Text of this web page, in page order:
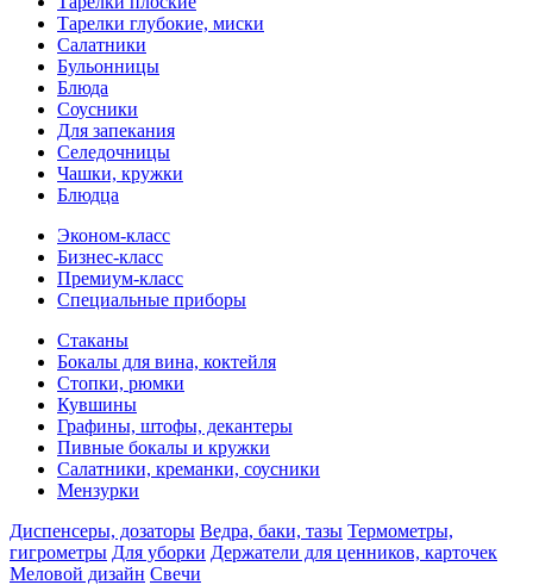
Тарелки глубокие, миски
Салатники
Бульонницы
Блюда
Соусники
Для запекания
Селедочницы
Чашки, кружки
Блюдца
Эконом-класс
Бизнес-класс
Премиум-класс
Специальные приборы
Стаканы
Бокалы для вина, коктейля
Стопки, рюмки
Кувшины
Графины, штофы, декантеры
Пивные бокалы и кружки
Салатники, креманки, соусники
Мензурки
Диспенсеры, дозаторы Ведра, баки, тазы Термометры,
гигрометры Для уборки Держатели для ценников, карточек
Меловой дизайн Свечи